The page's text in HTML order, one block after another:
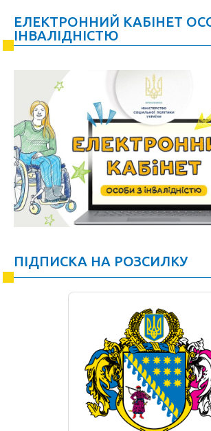
ЕЛЕКТРОННИЙ КАБІНЕТ
ІНВАЛІДНІСТЮ
ПІДПИСКА НА РОЗСИЛКУ